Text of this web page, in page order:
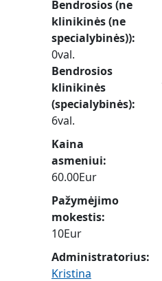
Bendrosios (ne
klinikinės (ne
specialybinės))
0val.
Bendrosios
klinikinės
(specialybinės)
6val.
Kaina
asmeniui
60.00Eur
Pažymėjimo
mokestis
10Eur
Administratorius:
Kristina